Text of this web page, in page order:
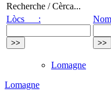
Recherche / Cèrca...
Lòcs :
Lomagne
Lomagne